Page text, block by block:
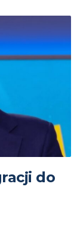
do